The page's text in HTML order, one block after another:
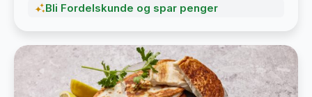
Bli Fordelskunde og spar penger